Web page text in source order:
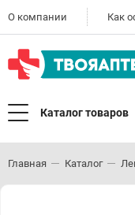
О компании Как
Каталог товаров
Главная Каталог